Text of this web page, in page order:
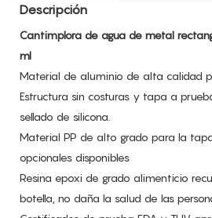
Descripción
Cantimplora de agua de metal
ml
Material de aluminio de alta calidad
Estructura sin costuras y tapa a
sellado de silicona.
Material PP de alto grado para la
opcionales disponibles
Resina epoxi de grado alimenticio
botella, no daña la salud de las